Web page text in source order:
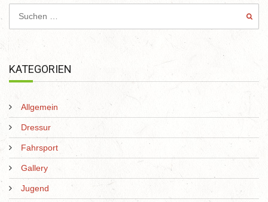
KATEGORIEN
Allgemein
Dressur
Fahrsport
Gallery
Jugend